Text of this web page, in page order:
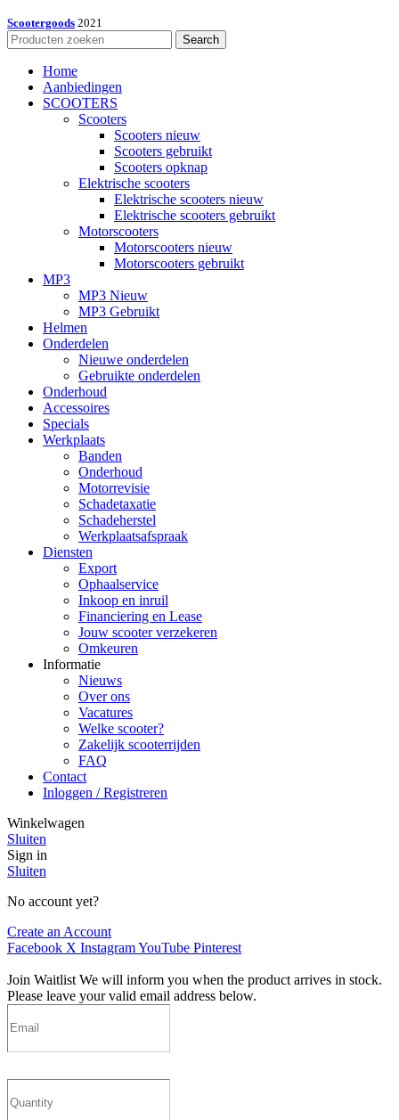
Scootergoods 2021
Search
Home
Aanbiedingen
SCOOTERS
Scooters
Scooters nieuw
Scooters gebruikt
Scooters opknap
Elektrische scooters
Elektrische scooters nieuw
Elektrische scooters gebruikt
Motorscooters
Motorscooters nieuw
Motorscooters gebruikt
MP3
MP3 Nieuw
MP3 Gebruikt
Helmen
Onderdelen
Nieuwe onderdelen
Gebruikte onderdelen
Onderhoud
Accessoires
Specials
Werkplaats
Banden
Onderhoud
Motorrevisie
Schadetaxatie
Schadeherstel
Werkplaatsafspraak
Diensten
Export
Ophaalservice
Inkoop en inruil
Financiering en Lease
Jouw scooter verzekeren
Omkeuren
Informatie
Nieuws
Over ons
Vacatures
Welke scooter?
Zakelijk scooterrijden
FAQ
Contact
Inloggen / Registreren
Winkelwagen
Sluiten
Sign in
Sluiten
No account yet?
Create an Account
Facebook X InstagramYouTube Pinterest
Join Waitlist We will inform you when the product arrives in stock.
Please leave your valid email address below.